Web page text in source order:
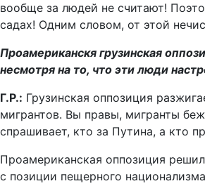
вообще за людей не считают!
садах! Одним словом, от этой
Проамериканскя грузинская
несмотря на то, что эти люди
Г.Р.: Грузинская оппозиция
мигрантов. Вы правы, мигранты
спрашивает, кто за Путина, а кто
Проамериканская оппозиция
с позиции пещерного